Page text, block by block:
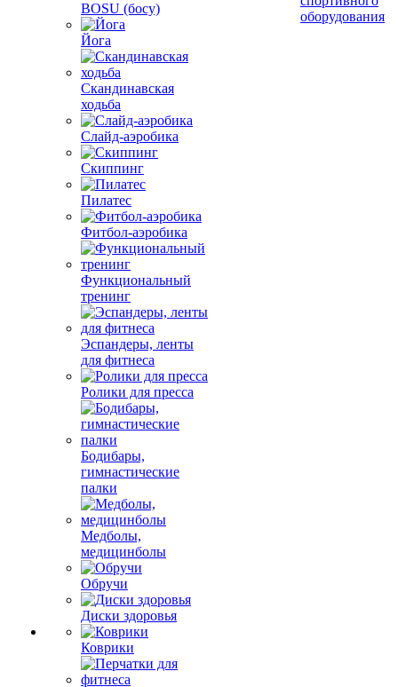
BOSU (босу)
Йога
Скандинавская
ходьба
Слайд-аэробика
Скиппинг
Пилатес
Фитбол-аэробика
Функциональный
тренинг
Эспандеры, ленты
для фитнеса
Ролики для пресса
Бодибары,
гимнастические
палки
Медболы,
медицинболы
Обручи
Диски здоровья
Коврики
оборудования